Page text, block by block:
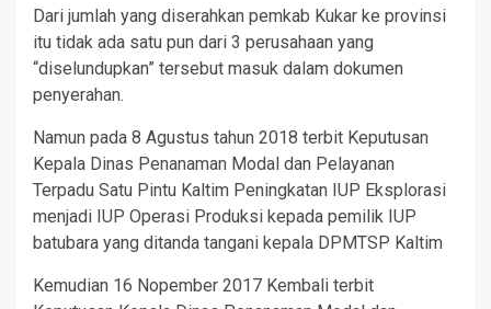
Dari jumlah yang diserahkan pemkab Kukar ke provinsi
itu tidak ada satu pun dari 3 perusahaan yang
“diselundupkan” tersebut masuk dalam dokumen
penyerahan.
Namun pada 8 Agustus tahun 2018 terbit Keputusan
Kepala Dinas Penanaman Modal dan Pelayanan
Terpadu Satu Pintu Kaltim Peningkatan IUP Eksplorasi
menjadi IUP Operasi Produksi kepada pemilik IUP
batubara yang ditanda tangani kepala DPMTSP Kaltim
Kemudian 16 Nopember 2017 Kembali terbit